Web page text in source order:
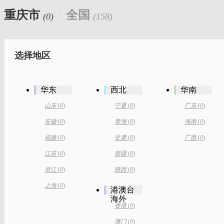
重庆市 (0) 全国 (158)
选择地区
华东
山东(0)
安徽(0)
福建(0)
江苏(0)
浙江(0)
上海(0)
西北
宁夏(0)
青海(0)
甘肃(0)
新疆(0)
陕西(0)
华南
广东(0)
海南(0)
广西(0)
港澳台
海外
香港(0)
澳门(0)